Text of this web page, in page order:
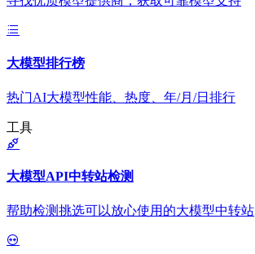
大模型排行榜
热门AI大模型性能、热度、年/月/日排行
工具
大模型API中转站检测
帮助检测挑选可以放心使用的大模型中转站